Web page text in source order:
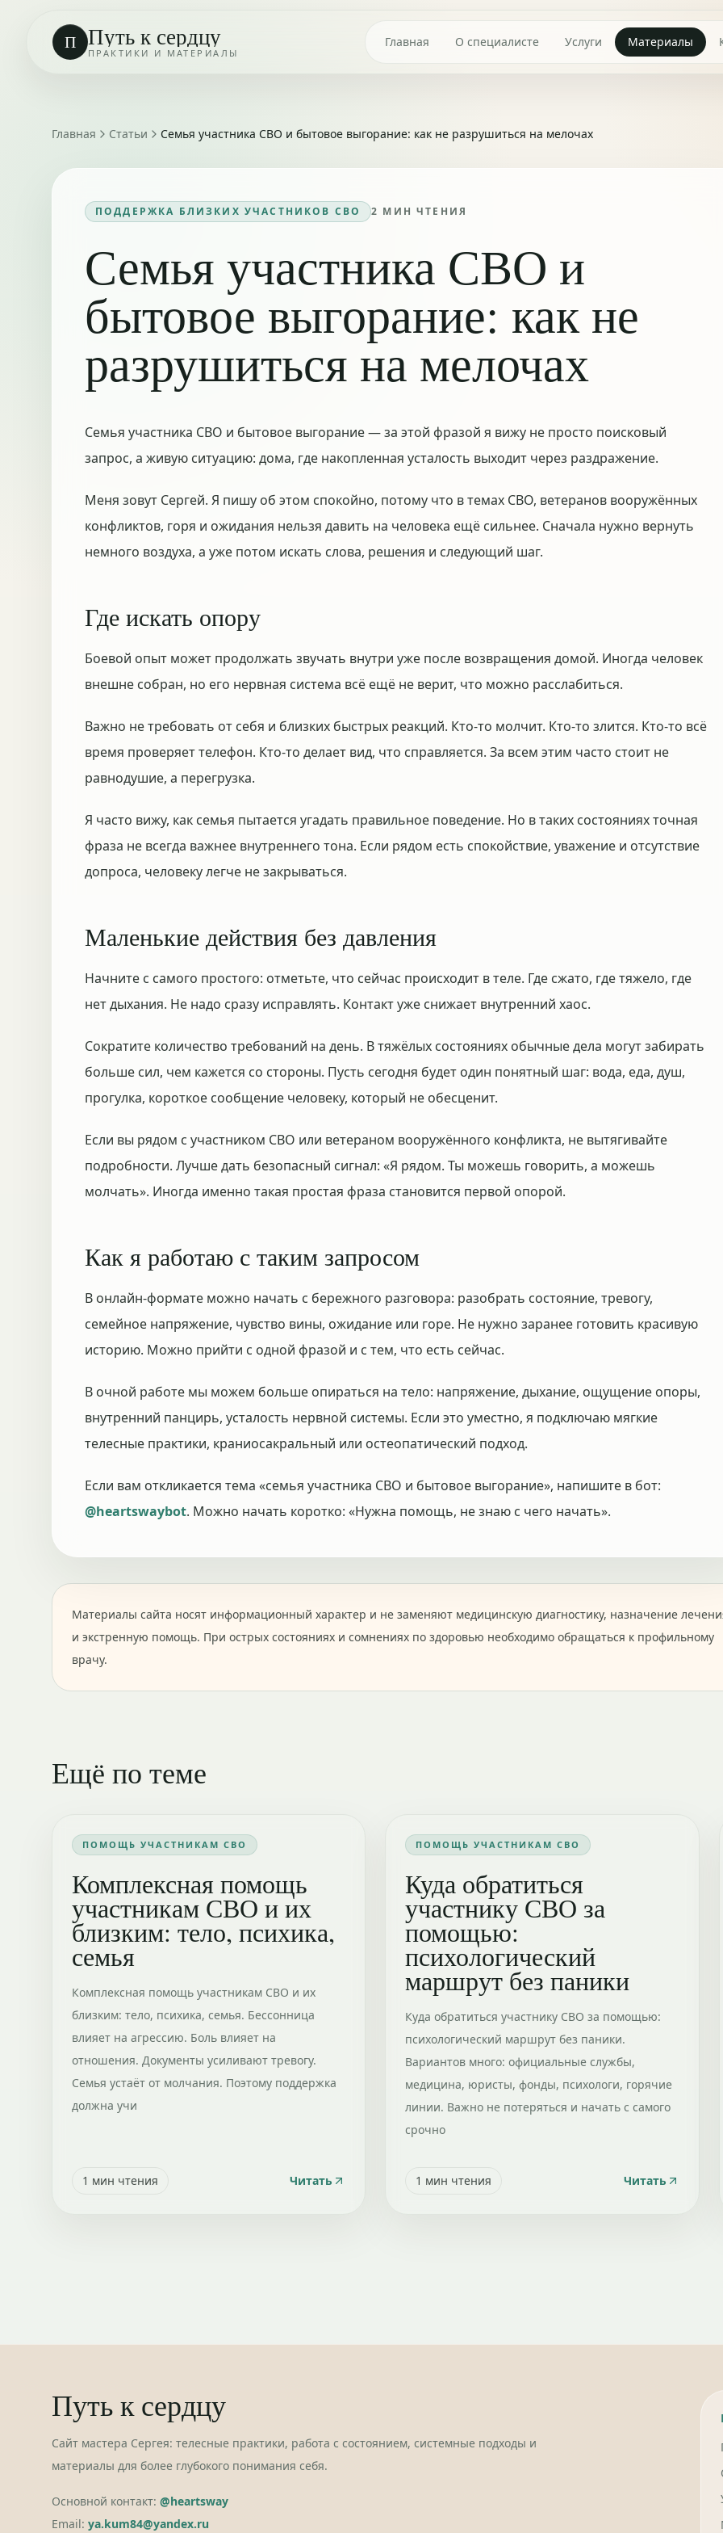
П Путь к сердцу
ПРАКТИКИ И МАТЕРИАЛЫ
Главная О специалисте Услуги Материалы
Главная Статьи Семья участника СВО и бытовое выгорание: как не разрушиться на мелочах
ПОДДЕРЖКА БЛИЗКИХ УЧАСТНИКОВ СВО 2 МИН ЧТЕНИЯ
Семья участника СВО и
бытовое выгорание: как не
разрушиться на мелочах
Семья участника СВО и бытовое выгорание — за этой фразой я вижу не просто поисковый
запрос, а живую ситуацию: дома, где накопленная усталость выходит через раздражение.
Меня зовут Сергей. Я пишу об этом спокойно, потому что в темах СВО, ветеранов вооружённых
конфликтов, горя и ожидания нельзя давить на человека ещё сильнее. Сначала нужно вернуть
немного воздуха, а уже потом искать слова, решения и следующий шаг.
Где искать опору
Боевой опыт может продолжать звучать внутри уже после возвращения домой. Иногда человек
внешне собран, но его нервная система всё ещё не верит, что можно расслабиться.
Важно не требовать от себя и близких быстрых реакций. Кто-то молчит. Кто-то злится. Кто-то всё
время проверяет телефон. Кто-то делает вид, что справляется. За всем этим часто стоит не
равнодушие, а перегрузка.
Я часто вижу, как семья пытается угадать правильное поведение. Но в таких состояниях точная
фраза не всегда важнее внутреннего тона. Если рядом есть спокойствие, уважение и отсутствие
допроса, человеку легче не закрываться.
Маленькие действия без давления
Начните с самого простого: отметьте, что сейчас происходит в теле. Где сжато, где тяжело, где
нет дыхания. Не надо сразу исправлять. Контакт уже снижает внутренний хаос.
Сократите количество требований на день. В тяжёлых состояниях обычные дела могут забирать
больше сил, чем кажется со стороны. Пусть сегодня будет один понятный шаг: вода, еда, душ,
прогулка, короткое сообщение человеку, который не обесценит.
Если вы рядом с участником СВО или ветераном вооружённого конфликта, не вытягивайте
подробности. Лучше дать безопасный сигнал: «Я рядом. Ты можешь говорить, а можешь
молчать». Иногда именно такая простая фраза становится первой опорой.
Как я работаю с таким запросом
В онлайн-формате можно начать с бережного разговора: разобрать состояние, тревогу,
семейное напряжение, чувство вины, ожидание или горе. Не нужно заранее готовить красивую
историю. Можно прийти с одной фразой и с тем, что есть сейчас.
В очной работе мы можем больше опираться на тело: напряжение, дыхание, ощущение опоры,
внутренний панцирь, усталость нервной системы. Если это уместно, я подключаю мягкие
телесные практики, краниосакральный или остеопатический подход.
Если вам откликается тема «семья участника СВО и бытовое выгорание», напишите в бот:
@heartswaybot. Можно начать коротко: «Нужна помощь, не знаю с чего начать».
Материалы сайта носят информационный характер и не заменяют медицинскую диагностику, назначение
и экстренную помощь. При острых состояниях и сомнениях по здоровью необходимо обращаться к профильному
врачу.
Ещё по теме
ПОМОЩЬ УЧАСТНИКАМ СВО
Комплексная помощь
участникам СВО и их
близким: тело, психика,
семья
Комплексная помощь участникам СВО и их
близким: тело, психика, семья. Бессонница
влияет на агрессию. Боль влияет на
отношения. Документы усиливают тревогу.
Семья устаёт от молчания. Поэтому поддержка
должна учи
1 мин чтения Читать
ПОМОЩЬ УЧАСТНИКАМ СВО
Куда обратиться
участнику СВО за
помощью:
психологический
маршрут без паники
Куда обратиться участнику СВО за помощью:
психологический маршрут без паники.
Вариантов много: официальные службы,
медицина, юристы, фонды, психологи, горячие
линии. Важно не потеряться и начать с самого
срочно
1 мин чтения Читать
Путь к сердцу
Сайт мастера Сергея: телесные практики, работа с состоянием, системные подходы и
материалы для более глубокого понимания себя.
Основной контакт: @heartsway
Email: ya.kum84@yandex.ru